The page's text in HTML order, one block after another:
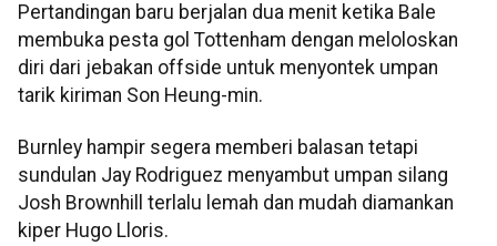
Pertandingan baru berjalan dua menit ketika Bale
membuka pesta gol Tottenham dengan meloloskan
diri dari jebakan offside untuk menyontek umpan
tarik kiriman Son Heung-min.
Burnley hampir segera memberi balasan tetapi
sundulan Jay Rodriguez menyambut umpan silang
Josh Brownhill terlalu lemah dan mudah diamankan
kiper Hugo Lloris.